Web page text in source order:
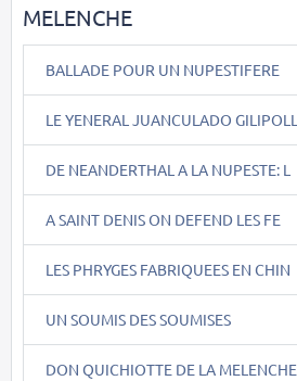
MELENCHE
BALLADE POUR UN NUPESTIFERE
LE YENERAL JUANCULADO GILIPOLL
DE NEANDERTHAL A LA NUPESTE: L
A SAINT DENIS ON DEFEND LES FE
LES PHRYGES FABRIQUEES EN CHIN
UN SOUMIS DES SOUMISES
DON QUICHIOTTE DE LA MELENCHE